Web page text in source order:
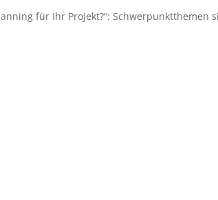
für Ihr Projekt?“: Schwerpunktthemen